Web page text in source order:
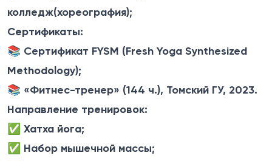
колледж(хореография);
Сертификаты:
📚 Сертификат FYSM (Fresh Yoga Synthesized
Methodology);
📚 «Фитнес-тренер» (144 ч.), Томский ГУ, 2023.
Направление тренировок:
✅ Хатха йога;
✅ Набор мышечной массы;